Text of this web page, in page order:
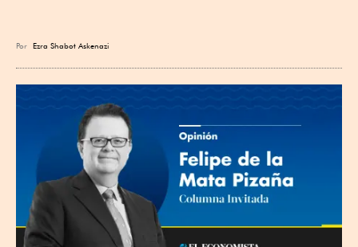
Por Ezra Shabot Askenazi